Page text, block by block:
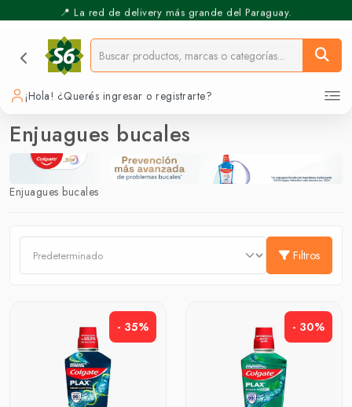
📍 La red de delivery más grande del Paraguay.
¡Hola! ¿Querés ingresar o registrarte?
Enjuagues bucales
Enjuagues bucales
Filtros
- 35% - 30%